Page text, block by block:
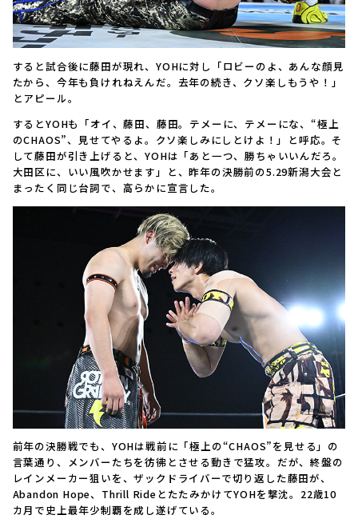
すると試合後に藤田が現れ、YOHに対し「ロビーのよ、あんな顔見
たから、今年も負けれねえんだ。去年の続き、クソ楽しもうや！」
とアピール。
するとYOHも「オイ、藤田、藤田。テメーに、テメーにな、“極上
のCHAOS”、見せてやるよ。クソ楽しみにしとけよ！」と呼応。そ
して藤田が引き上げると、YOHは「あと一つ、勝ちゃいいんだろ。
大田区に、いい風吹かせます」と、昨年の決勝前の5.29新潟大会と
まったく同じ台詞で、高らかに宣言した。
前年の決勝戦でも、YOHは戦前に「極上の“CHAOS”を見せる」の
言葉通り、メンバーたちを彷彿とさせる動きで猛攻。だが、終盤の
レインメーカー狙いを、ザックドライバーで切り返した藤田が、
Abandon Hope、Thrill RideとたたみかけてYOHを撃沈。22歳10
カ月で史上最年少制覇を成し遂げている。